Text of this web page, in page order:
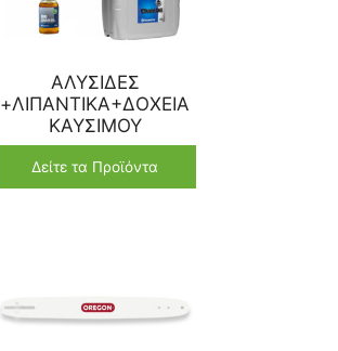
ΑΛΥΣΙΔΕΣ
+ΛΙΠΑΝΤΙΚΑ+ΔΟΧΕΙΑ
ΚΑΥΣΙΜΟΥ
Δείτε τα Προϊόντα